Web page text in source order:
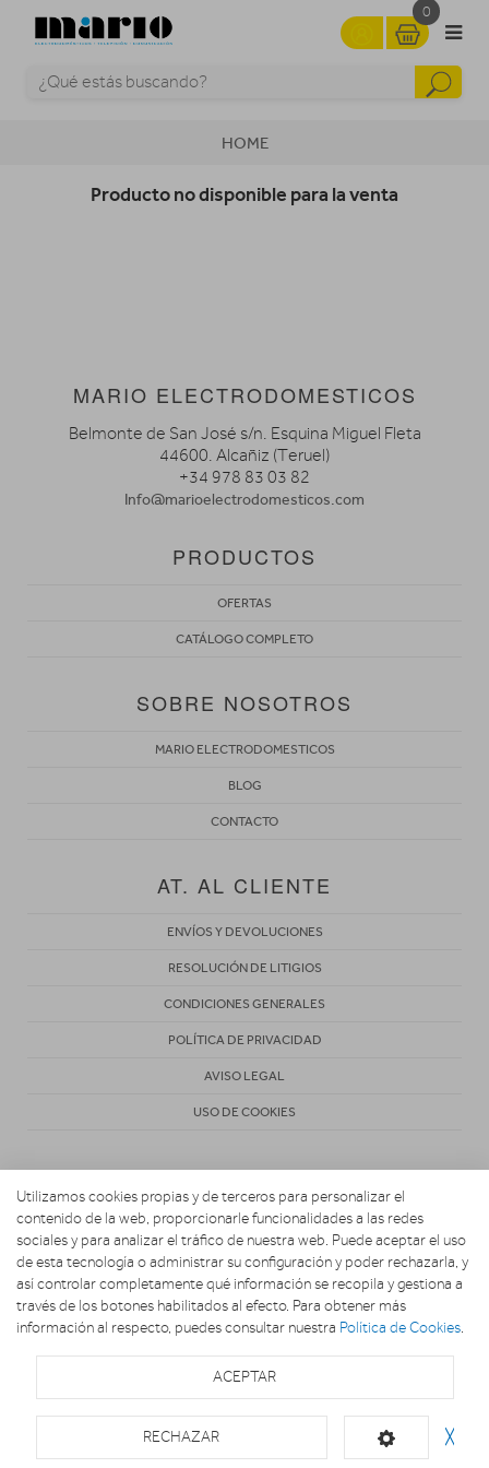
0
HOME
Producto no disponible para la venta
MARIO ELECTRODOMESTICOS
Belmonte de San José s/n. Esquina Miguel Fleta
44600. Alcañiz (Teruel)
+34 978 83 03 82
Info@marioelectrodomesticos.com
PRODUCTOS
OFERTAS
CATÁLOGO COMPLETO
SOBRE NOSOTROS
MARIO ELECTRODOMESTICOS
BLOG
CONTACTO
AT. AL CLIENTE
ENVÍOS Y DEVOLUCIONES
RESOLUCIÓN DE LITIGIOS
CONDICIONES GENERALES
POLÍTICA DE PRIVACIDAD
AVISO LEGAL
USO DE COOKIES
Copyright 2026. MARIO ELECTRODOMESTICOS
Utilizamos cookies propias y de terceros para personalizar el
contenido de la web, proporcionarle funcionalidades a las redes
sociales y para analizar el tráfico de nuestra web. Puede aceptar el uso
de esta tecnología o administrar su configuración y poder rechazarla, y
así controlar completamente qué información se recopila y gestiona a
través de los botones habilitados al efecto. Para obtener más
información al respecto, puedes consultar nuestra Política de Cookies.
ACEPTAR
RECHAZAR ╳